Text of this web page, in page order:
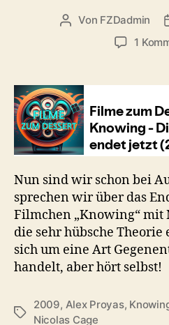
Beitragsautor
Von FZDadmin
1
Nun sind wir schon bei
sprechen wir über das
Filmchen „Knowing“ mit
die sehr hübsche Theorie
sich um eine Art
handelt, aber hört selbst!
Schlagwörter
2009, Alex Proyas,
Nicolas Cage